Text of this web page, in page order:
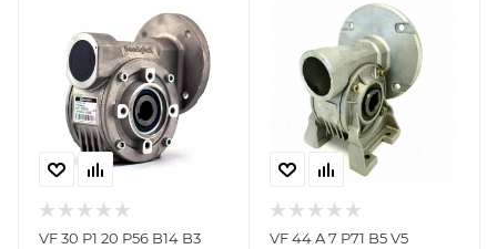
VF 30 P1 20 P56 B14 B3
VF 44 A 7 P71 B5 V5